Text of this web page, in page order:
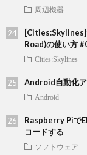
周辺機器
[Cities:Skylines]
Road)の使い方
Cities:Skylines
Android自動化
Android
Raspberry Piで
コードする
ソフトウェア